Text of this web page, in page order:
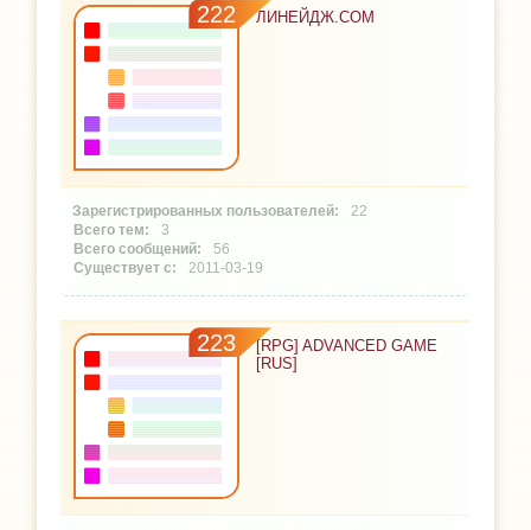
222 ЛИНЕЙДЖ.COM
22
3
56
2011-03-19
223
[RPG] ADVANCED GAME
[RUS]